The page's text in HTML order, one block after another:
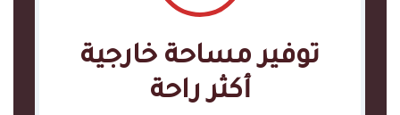
توفير مساحة خارجية
أكثر راحة